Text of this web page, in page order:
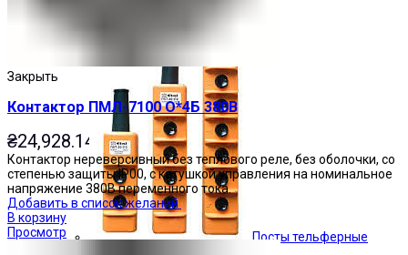
Посты тельферные
Закрыть
Контактор ПМЛ-7100 О*4Б 380В
₴24,928.14
Контактор нереверсивный без теплового реле, без оболочки, со
степенью защиты IP00, с катушкой управления на номинальное
напряжение 380В переменного тока.
Добавить в список желаний
В корзину
Просмотр